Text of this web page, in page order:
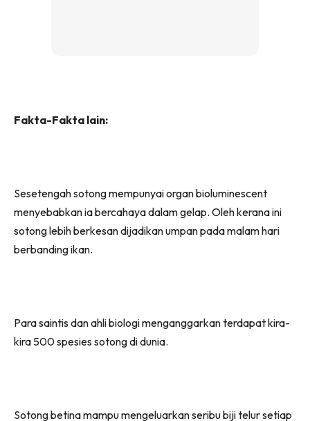
Fakta-Fakta lain:
Sesetengah sotong mempunyai organ bioluminescent
menyebabkan ia bercahaya dalam gelap. Oleh kerana ini
sotong lebih berkesan dijadikan umpan pada malam hari
berbanding ikan.
Para saintis dan ahli biologi menganggarkan terdapat kira-
kira 500 spesies sotong di dunia.
Sotong betina mampu mengeluarkan seribu biji telur setiap